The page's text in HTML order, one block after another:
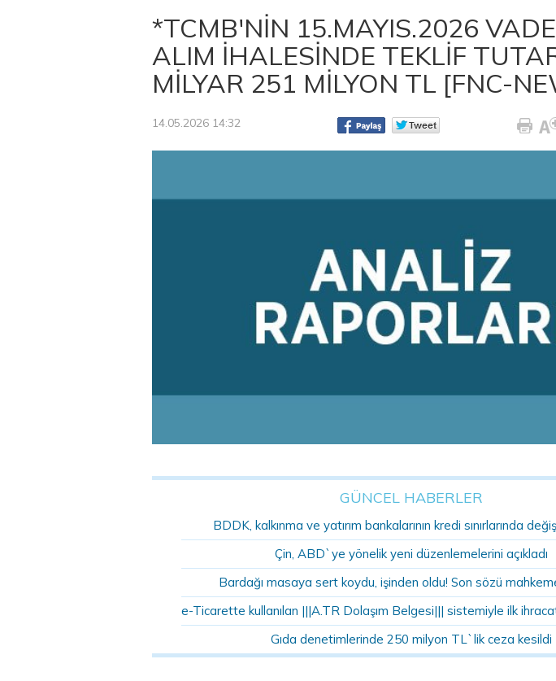
*TCMB'NİN 15.MAYIS.2026
ALIM İHALESİNDE TEKLİF
MİLYAR 251 MİLYON TL [FNC-
14.05.2026 14:32
GÜNCEL HABERLER
BDDK, kalkınma ve yatırım bankalarının kredi sınırlarında
Çin, ABD`ye yönelik yeni düzenlemelerini açıkladı
Bardağı masaya sert koydu, işinden oldu! Son sözü
e-Ticarette kullanılan |||A.TR Dolaşım Belgesi||| sistemiyle ilk
Gıda denetimlerinde 250 milyon TL`lik ceza kesildi